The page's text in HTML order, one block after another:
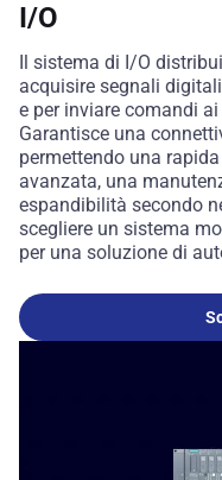
I/O
Il sistema di I/O
acquisire segnali
e per inviare comandi
Garantisce una
permettendo una
avanzata, una
espandibilità secondo
scegliere un sistema
per una soluzione di